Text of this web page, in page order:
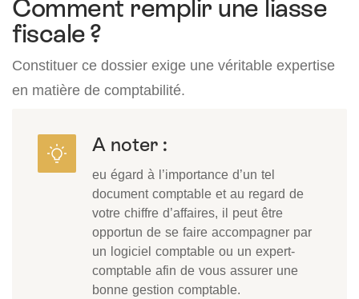
Comment remplir une liasse
fiscale ?
Constituer ce dossier exige une véritable expertise
en matière de comptabilité.
A noter :
eu égard à l’importance d’un tel
document comptable et au regard de
votre chiffre d’affaires, il peut être
opportun de se faire accompagner par
un logiciel comptable ou un expert-
comptable afin de vous assurer une
bonne gestion comptable.